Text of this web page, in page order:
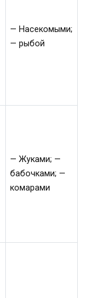
— Насекомыми;
— рыбой
— Жуками; —
бабочками; —
комарами